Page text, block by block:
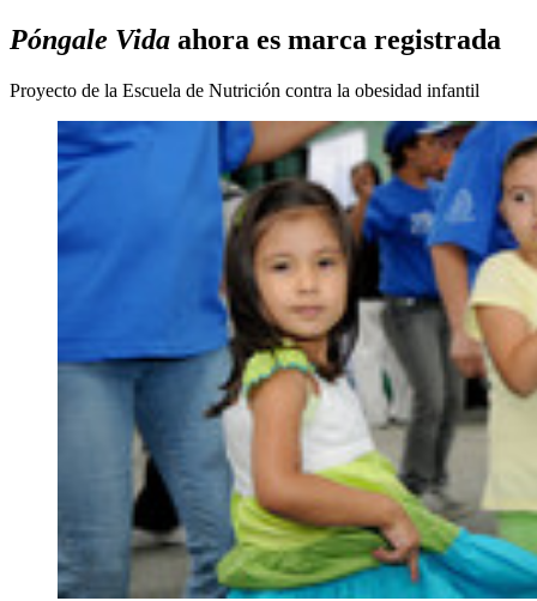
Póngale Vida ahora es marca registrada
Proyecto de la Escuela de Nutrición contra la obesidad infantil